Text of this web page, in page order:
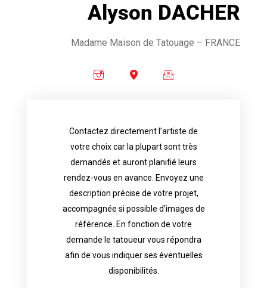
Alyson DACHER
Madame Maison de Tatouage – FRANCE
Contactez directement l’artiste de
votre choix car la plupart sont très
demandés et auront planifié leurs
rendez-vous en avance. Envoyez une
description précise de votre projet,
accompagnée si possible d’images de
référence. En fonction de votre
demande le tatoueur vous répondra
afin de vous indiquer ses éventuelles
disponibilités.
Contact directly the artist of your
choice because most are in great
appointments in advance. Send an
accurate description of your project, if
possible attached with reference
images. Depending your request, the
tattoo artist will answer to tell you his